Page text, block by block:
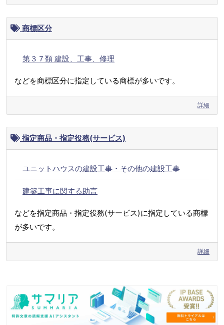
商標区分
第３７類 建設、工事、修理
などを商標区分に指定している商標が多いです。
詳細
指定商品・指定役務(サービス)
ユニットハウスの建設工事・その他の建設工事
建築工事に関する助言
などを指定商品・指定役務(サービス)に指定している商標
が多いです。
詳細